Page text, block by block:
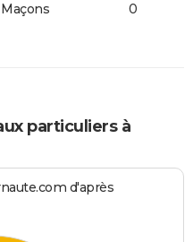
Maçons 0
particuliers à
d'après